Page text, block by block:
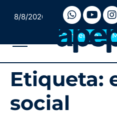
8/8/2026
Convertite en
Etiqueta:
social